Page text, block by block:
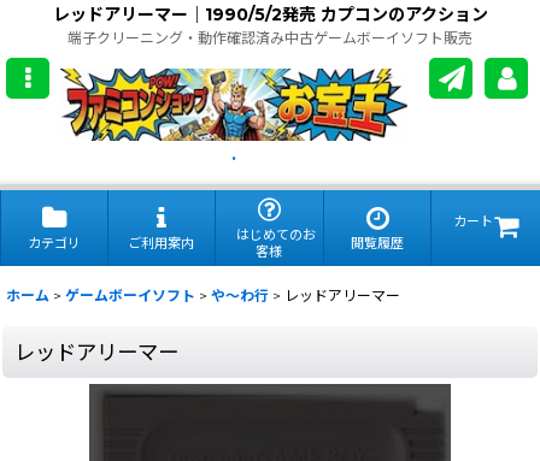
レッドアリーマー｜1990/5/2発売 カプコンのアクション
端子クリーニング・動作確認済み中古ゲームボーイソフト販売
.
カテゴリ ご利用案内
はじめてのお
客様
閲覧履歴
カート
ホーム > ゲームボーイソフト > や〜わ行 > レッドアリーマー
レッドアリーマー